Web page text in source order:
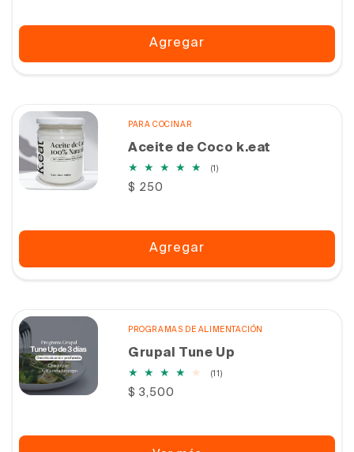
Agregar
PARA COCINAR
Aceite de Coco k.eat
(1)1
Precio
$ 250
Agregar
PROGRAMAS DE ALIMENTACIÓN
Grupal Tune Up
(11)11
Precio
$ 3,500